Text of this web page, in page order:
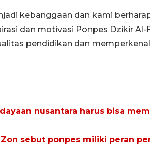
kebanggaan dan kami
dan motivasi Ponpes Dzikir
pendidikan dan
nusantara harus bisa
sebut ponpes miliki peran